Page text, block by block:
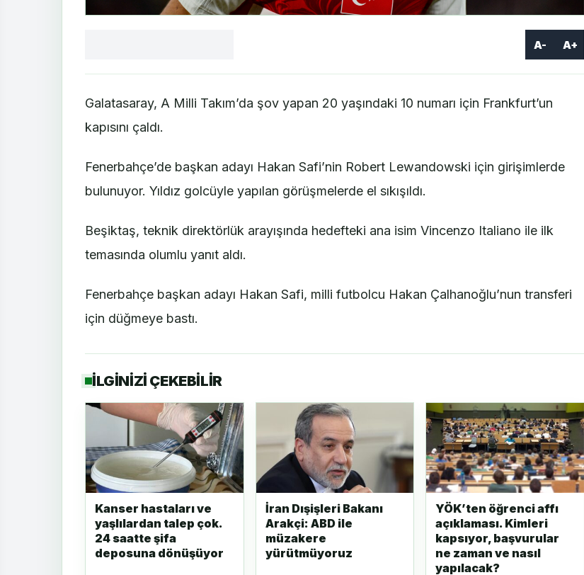
A- A+
Galatasaray, A Milli Takım’da şov yapan 20 yaşındaki 10 numarı için Frankfurt’un
kapısını çaldı.
Fenerbahçe’de başkan adayı Hakan Safi’nin Robert Lewandowski için girişimlerde
bulunuyor. Yıldız golcüyle yapılan görüşmelerde el sıkışıldı.
Beşiktaş, teknik direktörlük arayışında hedefteki ana isim Vincenzo Italiano ile ilk
temasında olumlu yanıt aldı.
Fenerbahçe başkan adayı Hakan Safi, milli futbolcu Hakan Çalhanoğlu’nun transferi
için düğmeye bastı.
İLGİNİZİ ÇEKEBİLİR
Kanser hastaları ve
yaşlılardan talep çok.
24 saatte şifa
deposuna dönüşüyor
İran Dışişleri Bakanı
Arakçi: ABD ile
müzakere
yürütmüyoruz
YÖK’ten öğrenci affı
açıklaması. Kimleri
kapsıyor, başvurular
ne zaman ve nasıl
yapılacak?